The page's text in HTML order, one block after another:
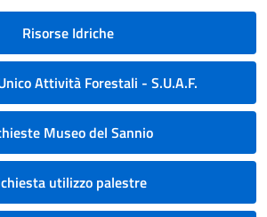
Risorse Idriche
Attività Forestali - S.U.A.F.
Museo del Sannio
utilizzo palestre